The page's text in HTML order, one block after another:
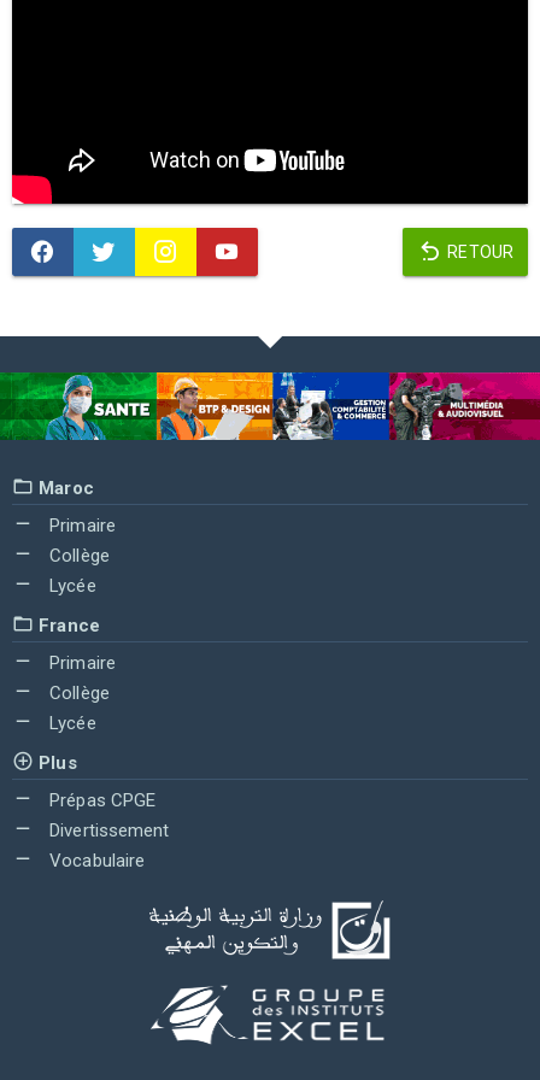
RETOUR
Maroc
Primaire
Collège
Lycée
France
Primaire
Collège
Lycée
Plus
Prépas CPGE
Divertissement
Vocabulaire